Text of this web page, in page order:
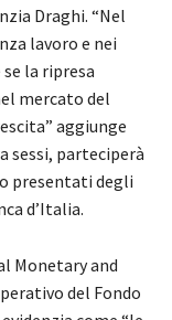
Draghi. “Nel
lavoro e nei
la ripresa
mercato del
aggiunge
sessi, parteciperà
presentati degli
d’Italia.
Monetary and
del Fondo